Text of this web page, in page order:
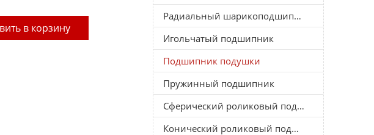
в корзину
Радиальный шарикоподшипник
Игольчатый подшипник
Подшипник подушки
Пружинный подшипник
Сферический роликовый подшипник
Конический роликовый подшипник